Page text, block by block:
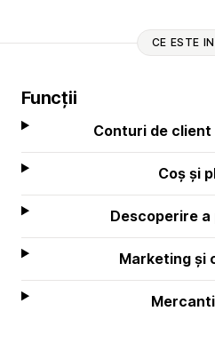
CE ESTE
Funcții
Conturi de
Coș și
Descoperire
Marketing și